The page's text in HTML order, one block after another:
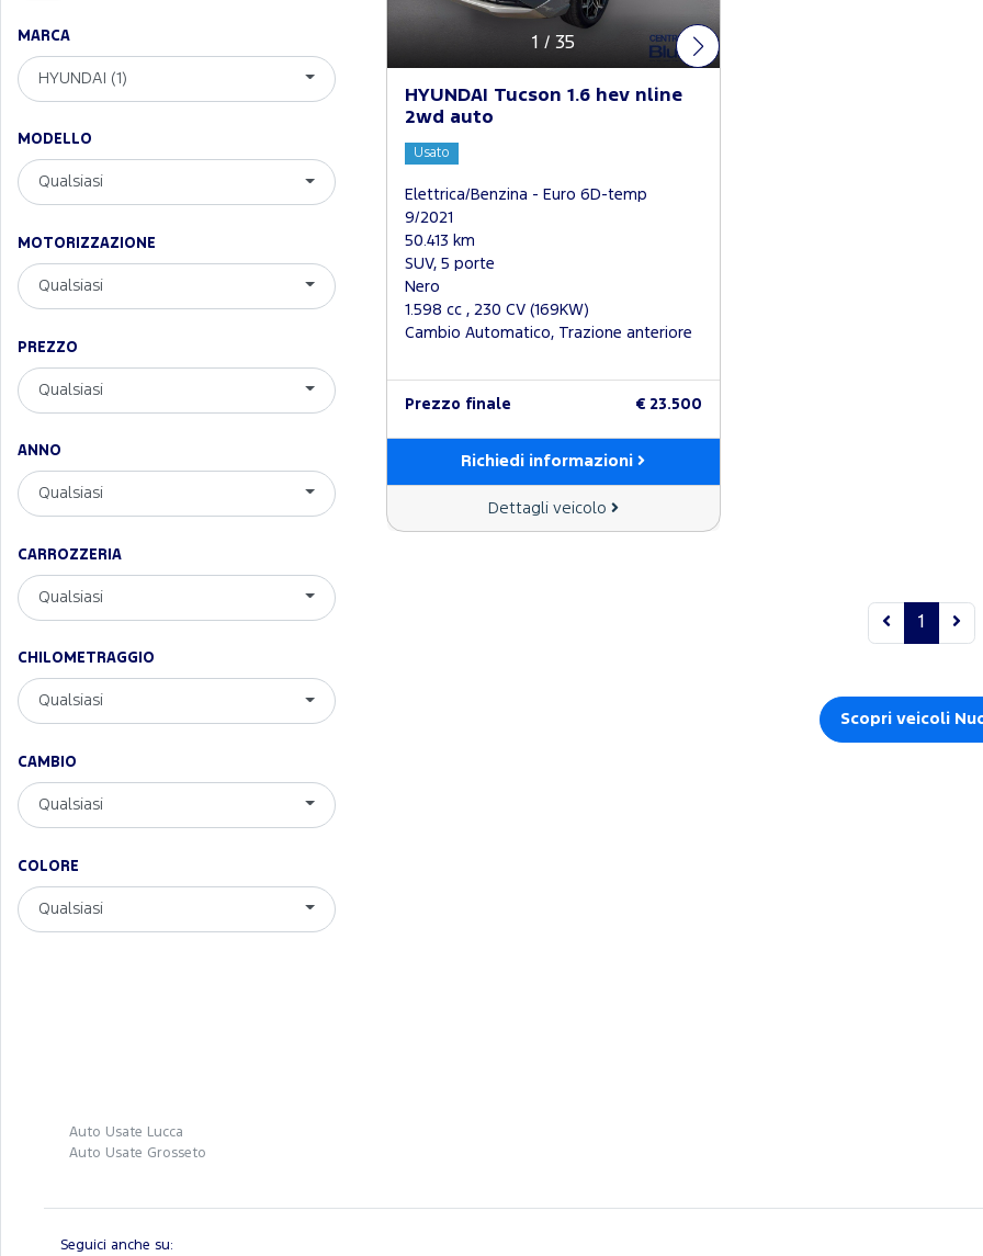
MARCA
HYUNDAI (1)
MODELLO
Qualsiasi
MOTORIZZAZIONE
Qualsiasi
PREZZO
Qualsiasi
ANNO
Qualsiasi
CARROZZERIA
Qualsiasi
CHILOMETRAGGIO
Qualsiasi
CAMBIO
Qualsiasi
COLORE
Qualsiasi
1 / 35
HYUNDAI Tucson 1.6 hev nline
2wd auto
Usato
Elettrica/Benzina - Euro 6D-temp
9/2021
50.413 km
SUV, 5 porte
Nero
1.598 cc , 230 CV (169KW)
Cambio Automatico, Trazione anteriore
Prezzo finale € 23.500
Richiedi informazioni
Dettagli veicolo
1
Scopri veicoli
Auto Usate Lucca
Auto Usate Grosseto
Seguici anche su: